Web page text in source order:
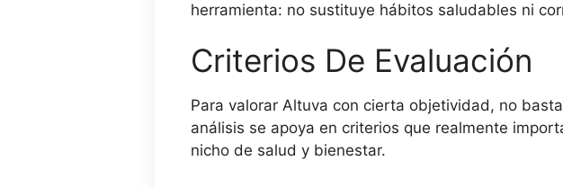
herramienta: no sustituye hábitos saludables ni
Criterios De Evaluación
Para valorar Altuva con cierta objetividad, no
análisis se apoya en criterios que realmente
nicho de salud y bienestar.